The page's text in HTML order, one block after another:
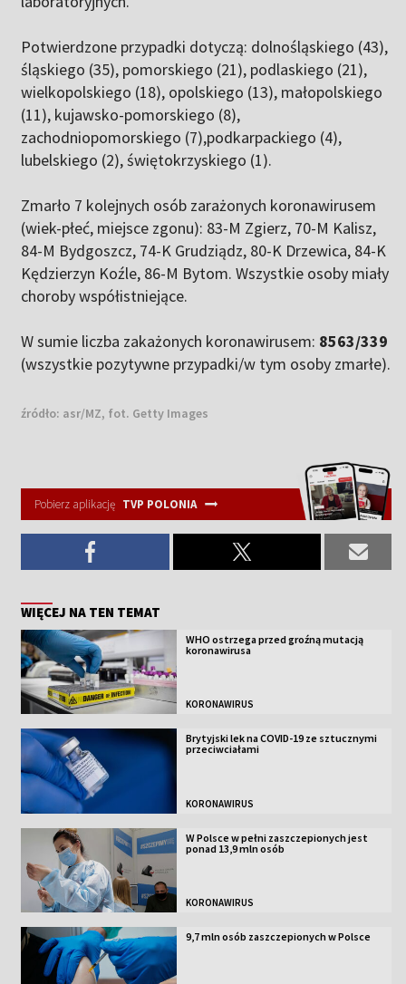
Potwierdzone przypadki dotyczą: dolnośląskiego (43),
śląskiego (35), pomorskiego (21), podlaskiego (21),
wielkopolskiego (18), opolskiego (13), małopolskiego
(11), kujawsko-pomorskiego (8),
zachodniopomorskiego (7),podkarpackiego (4),
lubelskiego (2), świętokrzyskiego (1).
Zmarło 7 kolejnych osób zarażonych koronawirusem
(wiek-płeć, miejsce zgonu): 83-M Zgierz, 70-M Kalisz,
84-M Bydgoszcz, 74-K Grudziądz, 80-K Drzewica, 84-K
Kędzierzyn Koźle, 86-M Bytom. Wszystkie osoby miały
choroby współistniejące.
W sumie liczba zakażonych koronawirusem: 8563/339
(wszystkie pozytywne przypadki/w tym osoby zmarłe).
źródło: asr/MZ, fot. Getty Images
Pobierz aplikację TVP POLONIA
WIĘCEJ NA TEN TEMAT
WHO ostrzega przed groźną mutacją
koronawirusa
KORONAWIRUS
Brytyjski lek na COVID-19 ze sztucznymi
przeciwciałami
KORONAWIRUS
W Polsce w pełni zaszczepionych jest
ponad 13,9 mln osób
KORONAWIRUS
9,7 mln osób zaszczepionych w Polsce